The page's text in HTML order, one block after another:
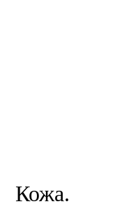
Кожа.